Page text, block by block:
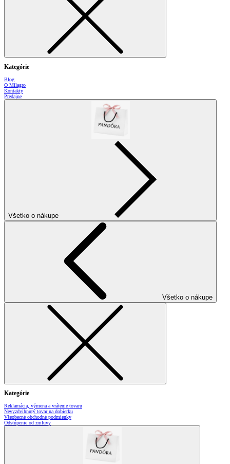
Kategórie
Blog
O Milagro
Kontakty
Predajne
Všetko o nákupe
Všetko o nákupe
Kategórie
Reklamácia, výmena a vrátenie tovaru
Nevyzdvihnutý tovar na dobierku
Všeobecné obchodné podmienky
Odstúpenie od zmluvy